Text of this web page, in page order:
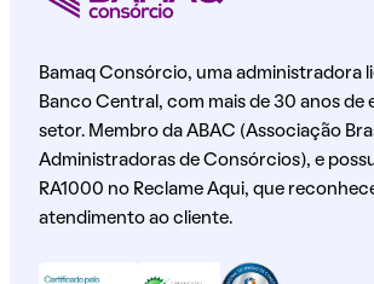
Bamaq Consórcio, uma administradora
Banco Central, com mais de 30 anos de
setor. Membro da ABAC (Associação
Administradoras de Consórcios), e
RA1000 no Reclame Aqui, que
atendimento ao cliente.